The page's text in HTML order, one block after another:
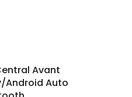
Avant
Android Auto